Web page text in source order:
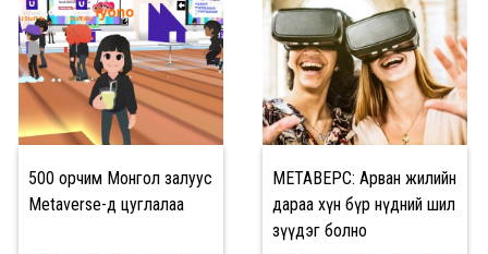
500 орчим Монгол залуус
Metaverse-д цуглалаа
МЕТАВЕРС: Арван жилийн
дараа хүн бүр нүдний шил
зүүдэг болно